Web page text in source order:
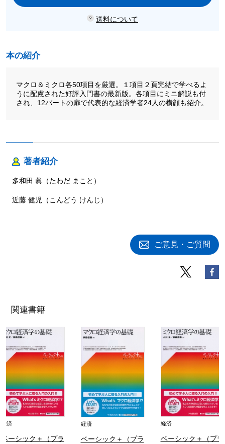
送料について
本の紹介
マクロ＆ミクロ各50項目を厳選。１項目２頁完結で学べるよ
うに配慮された好評入門書の最新版。各項目にミニ解説も付
され、12パートの扉で代表的な経済学者24人の横顔も紹介。
著者紹介
多和田 眞（たわだ まこと）
近藤 健児（こんどう けんじ）
ご意見・ご質問
関連書籍
経済
ベーシック＋（プラ
経済
ベーシック＋（プラ
経済
ベーシック＋（プラ